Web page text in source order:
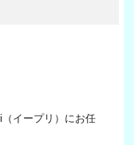
イープリ）にお任